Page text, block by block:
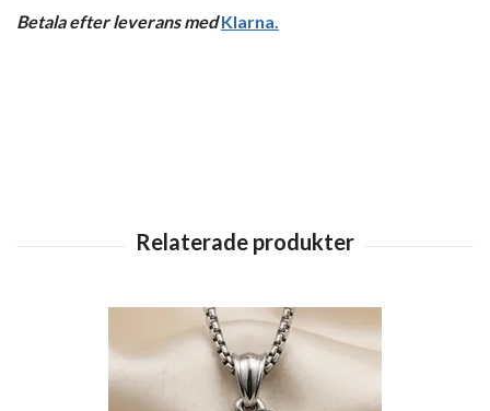
Betala efter leverans med Klarna